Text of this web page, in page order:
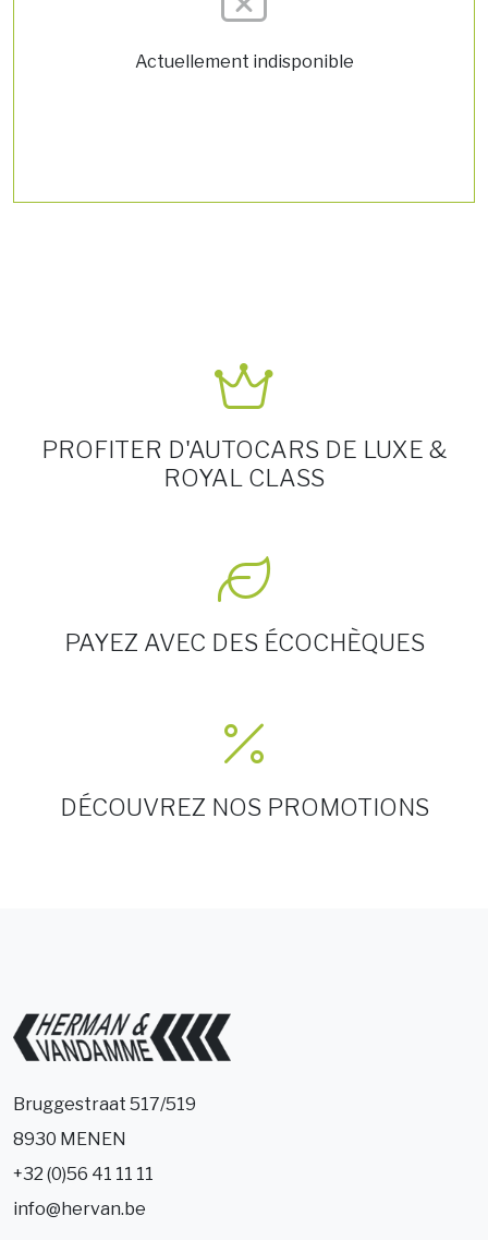
Actuellement indisponible
PROFITER D'AUTOCARS DE LUXE &
ROYAL CLASS
PAYEZ AVEC DES ÉCOCHÈQUES
DÉCOUVREZ NOS PROMOTIONS
Bruggestraat 517/519
8930 MENEN
+32 (0)56 41 11 11
info@hervan.be